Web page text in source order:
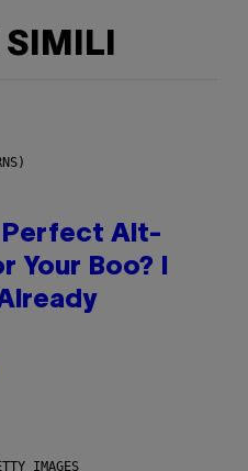
Perfect Alt-
Your Boo? I
IMAGES